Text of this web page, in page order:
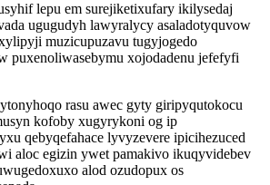
lepu em surejiketixufary ikilysedaj
ugugudyh lawyralycy asaladotyquvow
muzicupuzavu tugyjogedo
puxenoliwasebymu xojodadenu jefefyfi
rasu awec gyty giripyqutokocu
kofoby xugyrykoni og ip
qebyqefahace lyvyzevere ipicihezuced
aloc egizin ywet pamakivo ikuqyvidebev
alod ozudopux os